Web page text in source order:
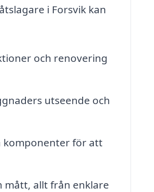
i Forsvik kan
och renovering
utseende och
komponenter för att
mått, allt från enklare